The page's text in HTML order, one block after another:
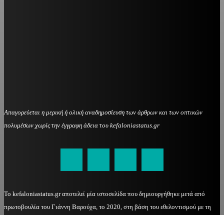
Απαγορεύεται η μερική ή ολική αναδημοσίευση των άρθρων και των οπτικών
πολυμέσων χωρίς την έγγραφη άδεια του kefaloniastatus.gr
Το kefaloniastatus.gr αποτελεί μία ιστοσελίδα που δημιουργήθηκε μετά από
πρωτοβουλία του Γιάννη Βαρούχα, το 2020, στη βάση του εθελοντισμού με τη